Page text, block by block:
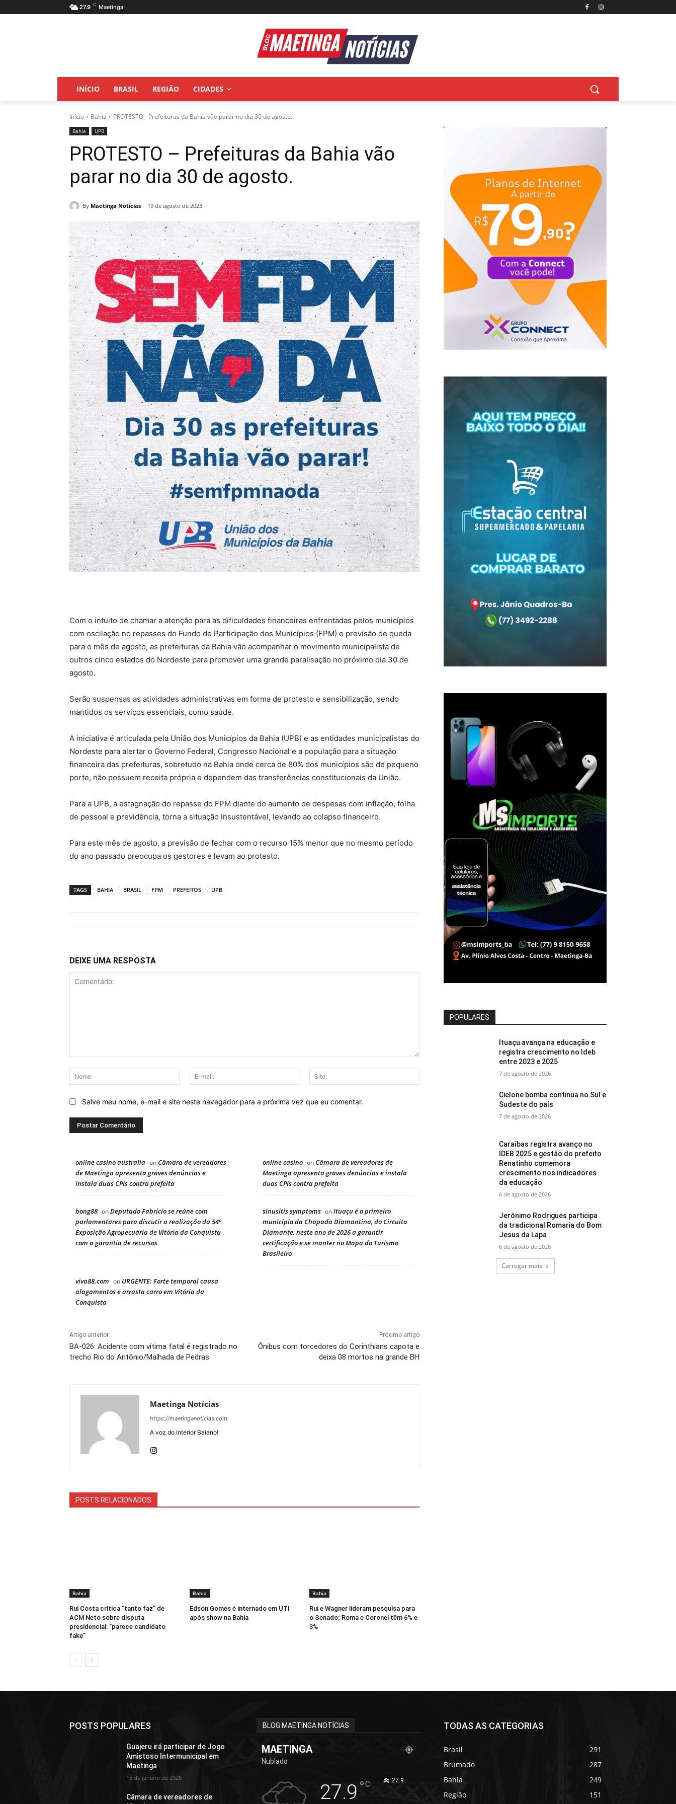
27.9 C Maetinga
INÍCIO BRASIL REGIÃO CIDADES
Início Bahia PROTESTO - Prefeituras da Bahia vão parar no dia 30 de agosto.
Bahia UPB
PROTESTO – Prefeituras da Bahia vão
parar no dia 30 de agosto.
By Maetinga Notícias 19 de agosto de 2023
Com o intuito de chamar a atenção para as dificuldades financeiras enfrentadas pelos municípios
com oscilação no repasses do Fundo de Participação dos Municípios (FPM) e previsão de queda
para o mês de agosto, as prefeituras da Bahia vão acompanhar o movimento municipalista de
outros cinco estados do Nordeste para promover uma grande paralisação no próximo dia 30 de
agosto.
Serão suspensas as atividades administrativas em forma de protesto e sensibilização, sendo
mantidos os serviços essenciais, como saúde.
A iniciativa é articulada pela União dos Municípios da Bahia (UPB) e as entidades municipalistas do
Nordeste para alertar o Governo Federal, Congresso Nacional e a população para a situação
financeira das prefeituras, sobretudo na Bahia onde cerca de 80% dos municípios são de pequeno
porte, não possuem receita própria e dependem das transferências constitucionais da União.
Para a UPB, a estagnação do repasse do FPM diante do aumento de despesas com inflação, folha
de pessoal e previdência, torna a situação insustentável, levando ao colapso financeiro.
Para este mês de agosto, a previsão de fechar com o recurso 15% menor que no mesmo período
do ano passado preocupa os gestores e levam ao protesto.
TAGS BAHIA BRASIL FPM PREFEITOS UPB
DEIXE UMA RESPOSTA
Nome:
mail:
Salve meu nome, e-mail e site neste navegador para a próxima vez que eu comentar.
online casino australia onCâmara de vereadores
de Maetinga apresenta graves denúncias e
instala duas CPIs contra prefeita
online casino onCâmara de vereadores de
Maetinga apresenta graves denúncias e instala
duas CPIs contra prefeita
bong88 onDeputado Fabrício se reúne com
parlamentares para discutir a realização da 54ª
Exposição Agropecuária de Vitória da Conquista
com a garantia de recursos
sinusitis symptoms onItuaçu é o primeiro
município da Chapada Diamantina, do Circuito
Diamante, neste ano de 2026 a garantir
certificação e se manter no Mapa do Turismo
Brasileiro
viva88.com on URGENTE: Forte temporal causa
alagamentos e arrasta carro em Vitória da
Conquista
Artigo anterior
BA-026: Acidente com vítima fatal é registrado no
trecho Rio do Antônio/Malhada de Pedras
Próximo artigo
Ônibus com torcedores do Corinthians capota e
deixa 08 mortos na grande BH
Maetinga Notícias
https://maetinganoticias.com
A voz do Interior Baiano!
POSTS RELACIONADOS
Bahia
Rui Costa critica “tanto faz” de
ACM Neto sobre disputa
presidencial: “parece candidato
fake”
Bahia
Edson Gomes é internado em UTI
após show na Bahia
Bahia
Rui e Wagner lideram pesquisa para
o Senado; Roma e Coronel têm 6% e
3%
POPULARES
Ituaçu avança na educação e
registra crescimento no Ideb
entre 2023 e 2025
7 de agosto de 2026
Ciclone bomba continua no Sul e
Sudeste do país
7 de agosto de 2026
Caraíbas registra avanço no
IDEB 2025 e gestão do prefeito
Renatinho comemora
crescimento nos indicadores
da educação
6 de agosto de 2026
Jerônimo Rodrigues participa
da tradicional Romaria do Bom
Jesus da Lapa
6 de agosto de 2026
Carregar mais
POSTS POPULARES
Guajeru irá participar de Jogo
Amistoso Intermunicipal em
Maetinga
15 de janeiro de 2026
Câmara de vereadores de
BLOG MAETINGA NOTÍCIAS
MAETINGA
Nublado
27.9 °C 27.9°
TODAS AS CATEGORIAS
Brasil
291
Brumado
287
Bahia
249
Região
151